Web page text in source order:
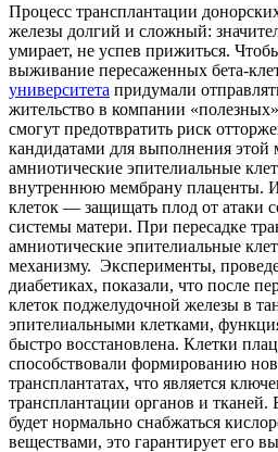
Процесс трансплантации
железы долгий и сложный:
умирает, не успев прижиться.
выживание пересаженных бета-
университета придумали
жительство в компании
смогут предотвратить риск
кандидатами для выполнения
амниотические эпителиальные
внутреннюю мембрану плаценты.
клеток — защищать плод от атаки
системы матери. При пересадке
амниотические эпителиальные
механизму. Эксперименты,
диабетиках, показали, что после
клеток поджелудочной железы в
эпителиальными клетками,
быстро восстановлена. Клетки
способствовали формированию
трансплантатах, что является
трансплантации органов и
будет нормально снабжаться
веществами, это гарантирует его